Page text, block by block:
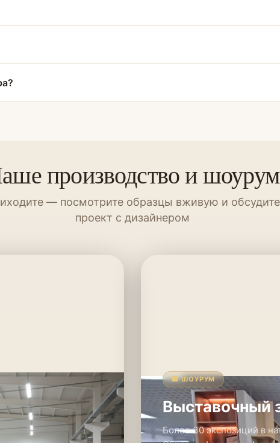
производство и шоурум
— посмотрите образцы вживую и обсудите
проект с дизайнером
🏢 ШОУРУМ
Выставочный
Более 30 экспозиций в